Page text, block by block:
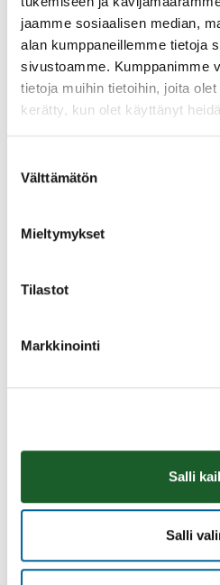
jaamme sosiaalisen median,
alan kumppaneillemme tietoja
sivustoamme. Kumppanimme
tietoja muihin tietoihin, joita
kerätty, kun olet käyttänyt
valinta
Välttämätön
Mieltymykset
Tilastot
Markkinointi
Salli
Salli
Poistomyynti
Poppelikatu 10